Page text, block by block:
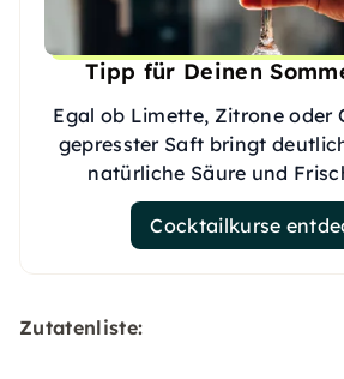
Tipp für Deinen
Egal ob Limette, Zitrone oder
gepresster Saft bringt
natürliche Säure und
Cocktailkurse
Zutatenliste: